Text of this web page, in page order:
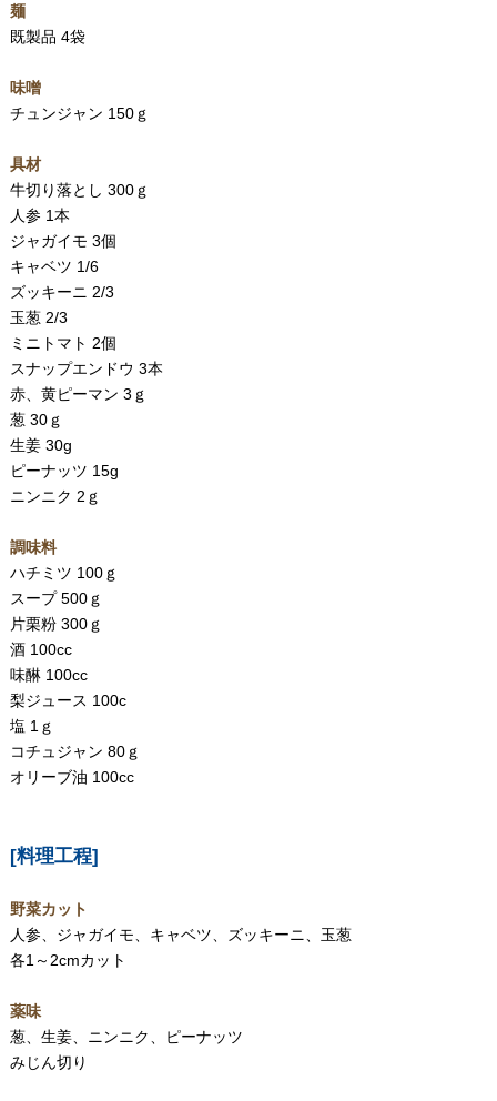
麺
既製品 4袋
味噌
チュンジャン 150ｇ
具材
牛切り落とし 300ｇ
人参 1本
ジャガイモ 3個
キャベツ 1/6
ズッキーニ 2/3
玉葱 2/3
ミニトマト 2個
スナップエンドウ 3本
赤、黄ピーマン 3ｇ
葱 30ｇ
生姜 30g
ピーナッツ 15g
ニンニク 2ｇ
調味料
ハチミツ 100ｇ
スープ 500ｇ
片栗粉 300ｇ
酒 100cc
味醂 100cc
梨ジュース 100c
塩 1ｇ
コチュジャン 80ｇ
オリーブ油 100cc
[料理工程]
野菜カット
人参、ジャガイモ、キャベツ、ズッキーニ、玉葱
各1～2cmカット
薬味
葱、生姜、ニンニク、ピーナッツ
みじん切り